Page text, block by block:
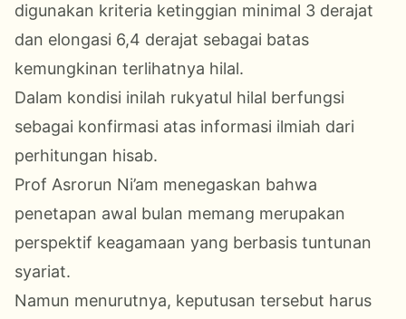
digunakan kriteria ketinggian minimal 3 derajat
dan elongasi 6,4 derajat sebagai batas
kemungkinan terlihatnya hilal.
Dalam kondisi inilah rukyatul hilal berfungsi
sebagai konfirmasi atas informasi ilmiah dari
perhitungan hisab.
Prof Asrorun Ni’am menegaskan bahwa
penetapan awal bulan memang merupakan
perspektif keagamaan yang berbasis tuntunan
syariat.
Namun menurutnya, keputusan tersebut harus